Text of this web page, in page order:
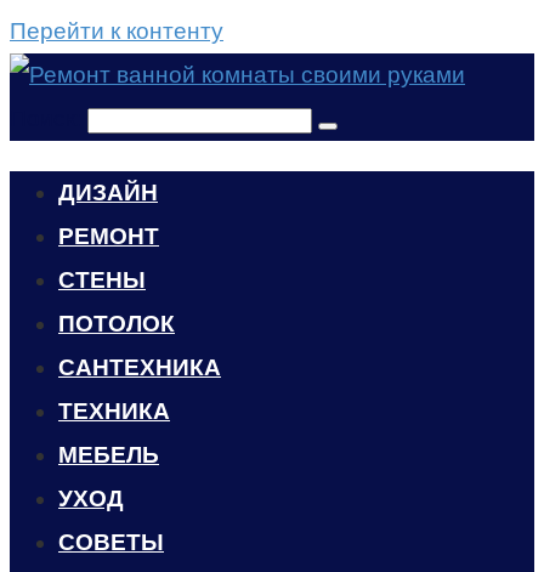
Перейти к контенту
ДИЗАЙН
РЕМОНТ
СТЕНЫ
ПОТОЛОК
САНТЕХНИКА
ТЕХНИКА
МЕБЕЛЬ
УХОД
CОВЕТЫ